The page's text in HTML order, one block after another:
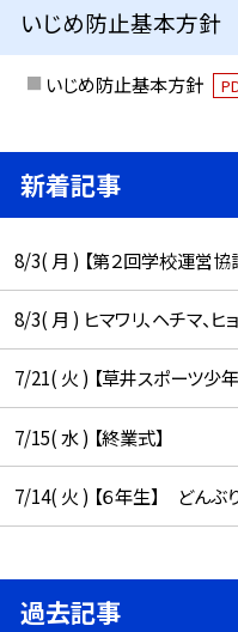
いじめ防止基本方針
いじめ防止基本方針
新着記事
8/3( 月 ) 【第２回学校運営協
8/3( 月 ) ヒマワリ、ヘチマ、
7/21( 火 ) 【草井スポーツ少年
7/15( 水 ) 【終業式】
7/14( 火 ) 【６年生】 どんぶ
過去記事